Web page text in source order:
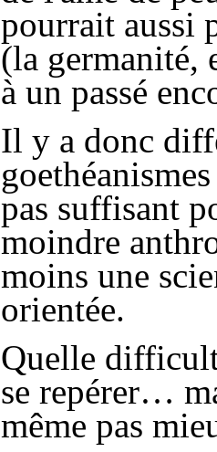
pourrait aussi
(la germanité,
à un passé
Il y a donc
pas suffisant
moindre
moins une
orientée.
Quelle
se repérer…
même pas